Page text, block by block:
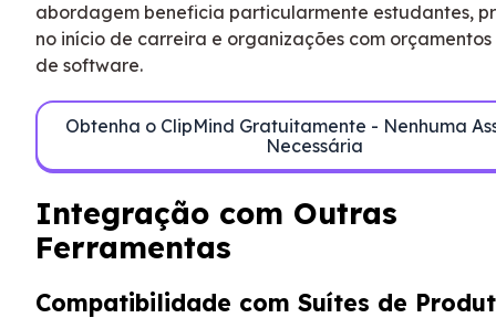
abordagem beneficia particularmente estudantes,
no início de carreira e organizações com
de software.
Obtenha o ClipMind Gratuitamente - Nenhuma
Necessária
Integração com Outras
Ferramentas
Compatibilidade com Suítes de